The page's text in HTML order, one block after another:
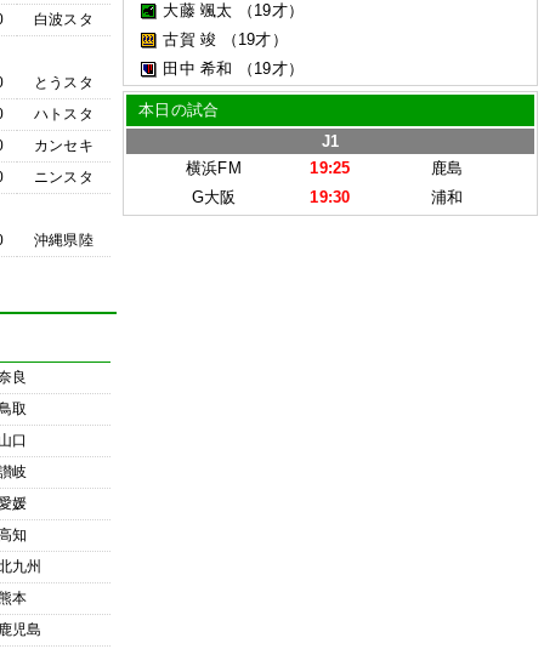
白波スタ
とうスタ
ハトスタ
カンセキ
ニンスタ
沖縄県陸
良
取
山口
岐
媛
知
九州
本
鹿児島
大藤 颯太
（19才）
古賀 竣
（19才）
田中 希和
（19才）
本日の試合
J1
横浜FM
19:25
鹿島
G大阪
19:30 浦和